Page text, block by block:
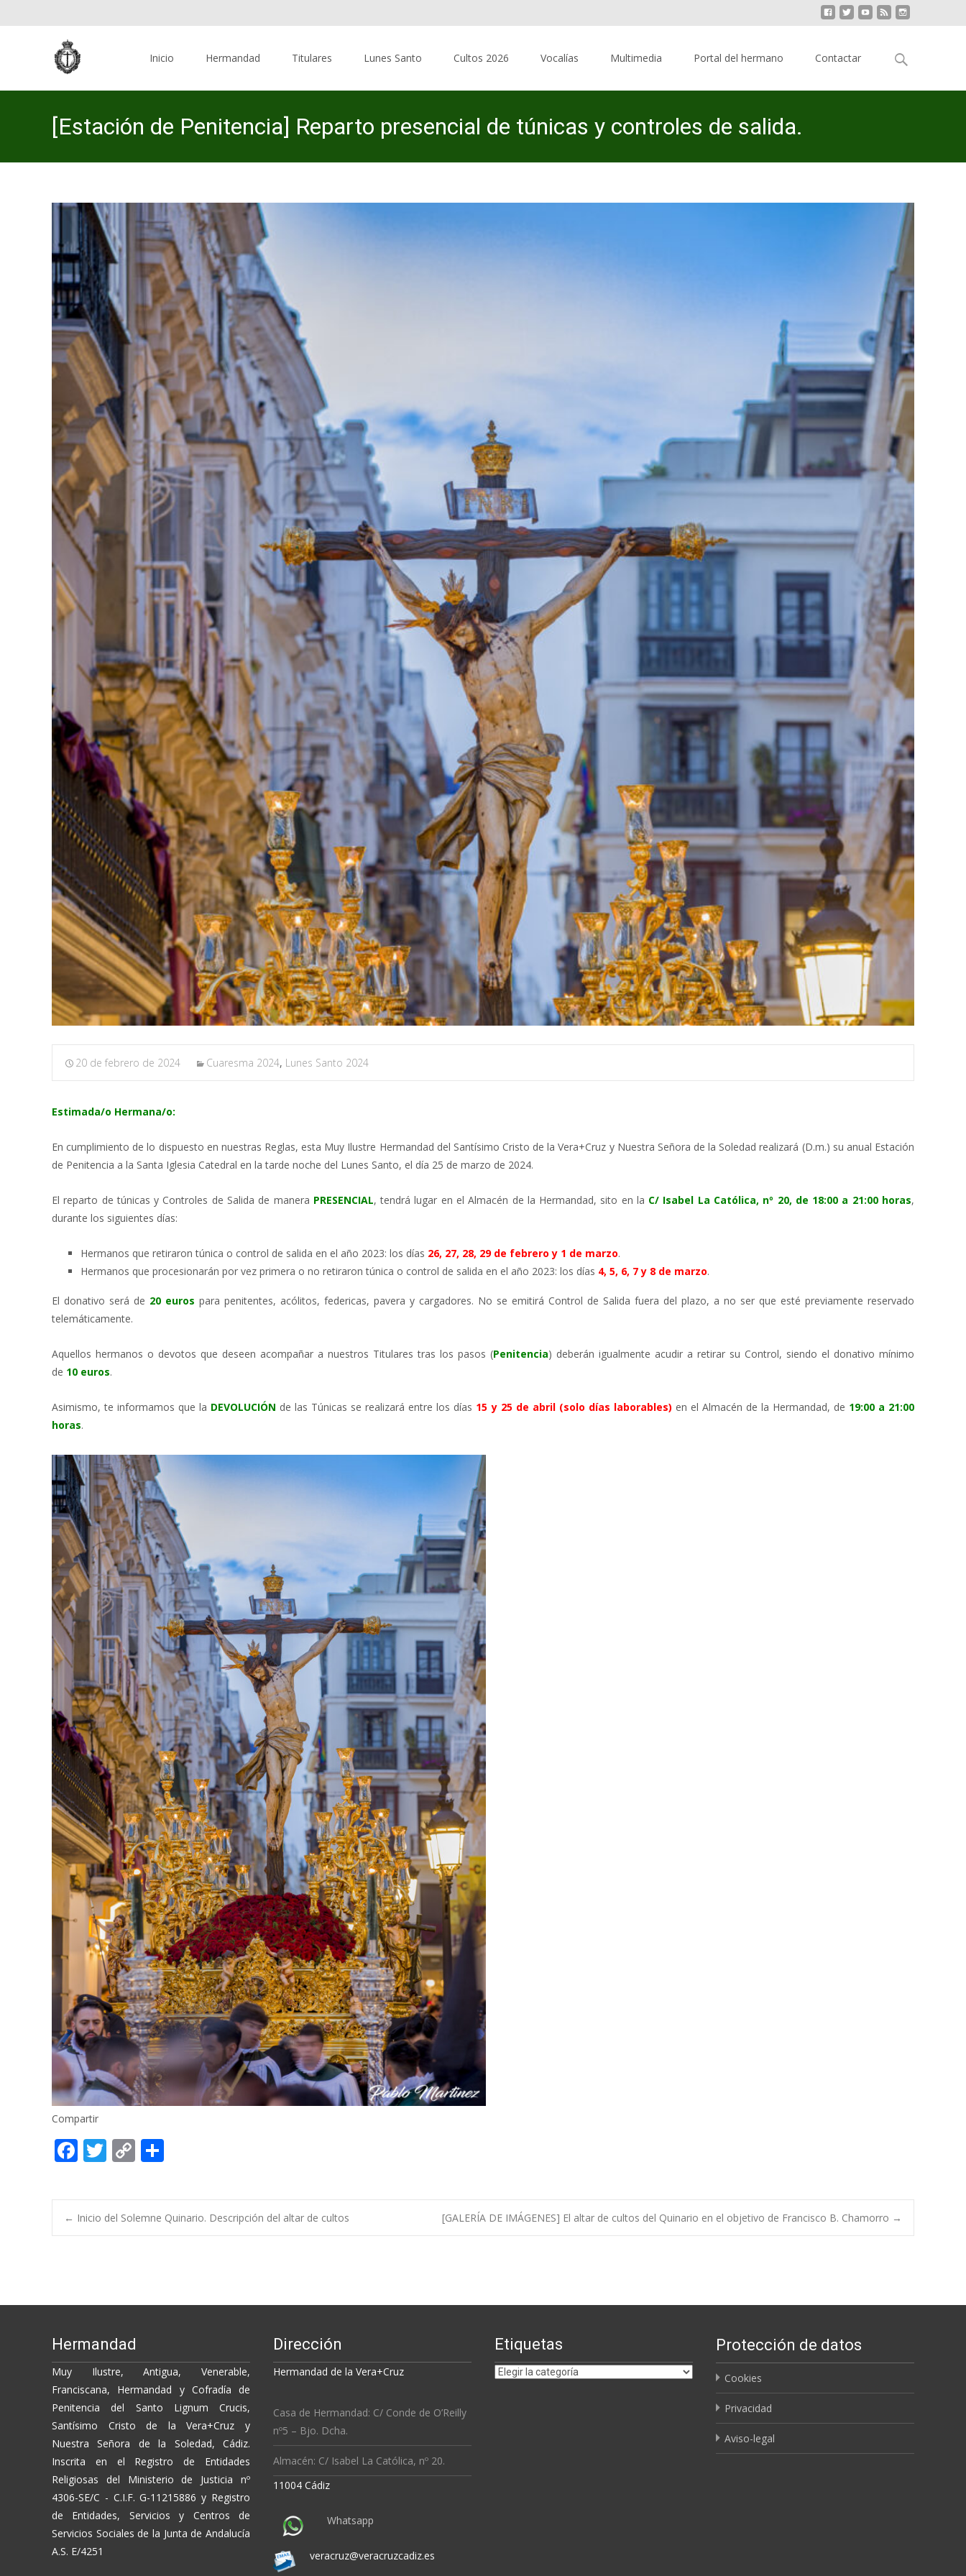
Inicio Hermandad Titulares Lunes Santo Cultos 2026 Vocalías Multimedia Portal del hermano Contactar Buscar:
[Estación de Penitencia] Reparto presencial de túnicas y controles de salida.
20 de febrero de 2024 Cuaresma 2024, Lunes Santo 2024
Estimada/o Hermana/o:
En cumplimiento de lo dispuesto en nuestras Reglas, esta Muy Ilustre Hermandad del Santísimo Cristo de la Vera+Cruz y Nuestra Señora de la Soledad realizará (D.m.) su anual Estación
de Penitencia a la Santa Iglesia Catedral en la tarde noche del Lunes Santo, el día 25 de marzo de 2024.
El reparto de túnicas y Controles de Salida de manera PRESENCIAL, tendrá lugar en el Almacén de la Hermandad, sito en la C/ Isabel La Católica, nº 20, de 18:00 a 21:00 horas,
durante los siguientes días:
Hermanos que retiraron túnica o control de salida en el año 2023: los días 26, 27, 28, 29 de febrero y 1 de marzo.
Hermanos que procesionarán por vez primera o no retiraron túnica o control de salida en el año 2023: los días 4, 5, 6, 7 y 8 de marzo.
El donativo será de 20 euros para penitentes, acólitos, federicas, pavera y cargadores. No se emitirá Control de Salida fuera del plazo, a no ser que esté previamente reservado
telemáticamente.
Aquellos hermanos o devotos que deseen acompañar a nuestros Titulares tras los pasos (Penitencia) deberán igualmente acudir a retirar su Control, siendo el donativo mínimo
de 10 euros.
Asimismo, te informamos que la DEVOLUCIÓN de las Túnicas se realizará entre los días 15 y 25 de abril (solo días laborables) en el Almacén de la Hermandad, de 19:00 a 21:00
horas.
Compartir
F
e
b
o
T
itt
er
C
p
y
Li
m
p
ar
Post
← Inicio del Solemne Quinario. Descripción del altar de cultos [GALERÍA DE IMÁGENES] El altar de cultos del Quinario en el objetivo de Francisco B. Chamorro →
Hermandad
Muy Ilustre, Antigua, Venerable,
Franciscana, Hermandad y Cofradía de
Penitencia del Santo Lignum Crucis,
Santísimo Cristo de la Vera+Cruz y
Nuestra Señora de la Soledad, Cádiz.
Inscrita en el Registro de Entidades
Religiosas del Ministerio de Justicia nº
4306-SE/C - C.I.F. G-11215886 y Registro
de Entidades, Servicios y Centros de
Servicios Sociales de la Junta de Andalucía
A.S. E/4251
Dirección
Hermandad de la Vera+Cruz
Casa de Hermandad: C/ Conde de O’Reilly
nº5 – Bjo. Dcha.
Almacén: C/ Isabel La Católica, nº 20.
11004 Cádiz
Whatsapp
veracruz@veracruzcadiz.es
Etiquetas
Etiquetas
Protección de datos
Cookies
Privacidad
Aviso-legal